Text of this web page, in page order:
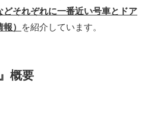
それぞれに一番近い号車とドア
）
を紹介しています。
概要